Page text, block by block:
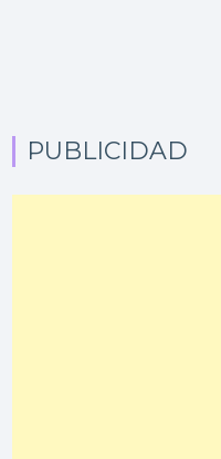
PUBLICIDAD